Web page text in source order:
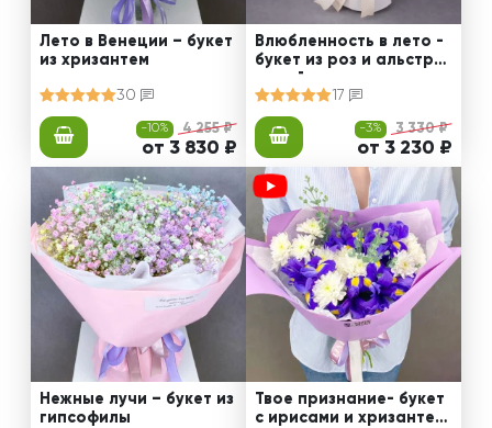
Лето в Венеции – букет
из хризантем
30
-10% 4 255 ₽
от 3 830 ₽
Влюбленность в лето -
букет из роз и альстро
мерий
17
-3% 3 330 ₽
от 3 230 ₽
Нежные лучи – букет из
гипсофилы
Твое признание- букет
с ирисами и хризантем